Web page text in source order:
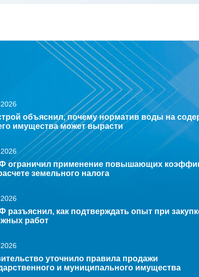
объяснил, почему норматив воды на
имущества может вырасти
ограничил применение повышающих
земельного налога
разъяснил, как подтверждать опыт при
работ
уточнило правила продажи
и муниципального имущества